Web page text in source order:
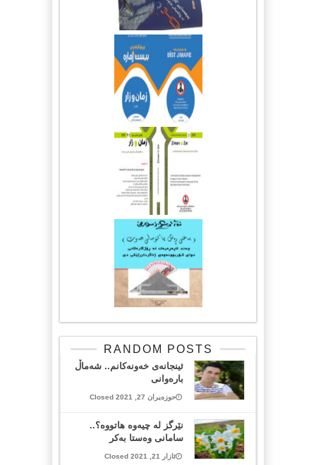
RANDOM POSTS
ئینجانەی خەونەکانم.. شەماڵ
بارەوانی
حوزەیران 27, 2021 Closed
نێرگز له‌ چیه‌وه‌ هاتووه‌؟..
سامانی وەستا بەکر
ئازار 21, 2021 Closed